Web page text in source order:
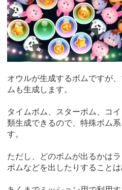
オウルが生成するボムですが
ムも生成します。
タイムボム、スターボム、コ
類生成できるので、特殊ボム
す。
ただし、どのボムが出るかは
ボムなどを出したりすることは